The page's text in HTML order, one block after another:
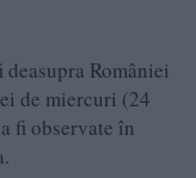
României
de miercuri (24
fi observate în